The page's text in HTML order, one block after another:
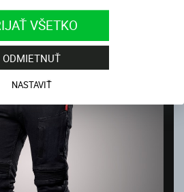
VŠETKO
ODMIETNUŤ
NASTAVIŤ